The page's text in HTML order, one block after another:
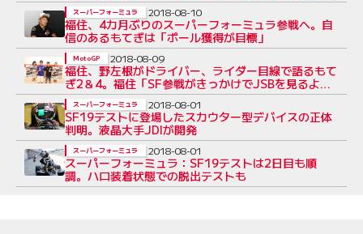
福住、4カ月ぶりのスーパーフォーミュラ参戦へ。自
信のあるもてぎは「ポール獲得が目標」
スーパーフォーミュラ 2018-08-10
福住、野左根がドライバー、ライダー目線で語るもて
ぎ2＆4。福住「SF参戦がきっかけでJSBを見るよう
になった」
MotoGP 2018-08-09
SF19テストに登場したスカウター型デバイスの正体
判明。液晶大手JDIが開発
スーパーフォーミュラ 2018-08-01
スーパーフォーミュラ：SF19テストは2日目も順
調。ハロ装着状態での脱出テストも
スーパーフォーミュラ 2018-08-01